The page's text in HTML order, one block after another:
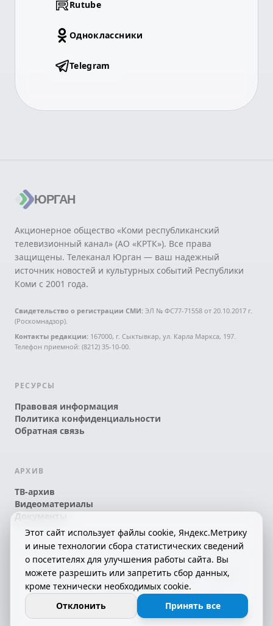
Rutube
Одноклассники
Telegram
ЮРГАН
Акционерное общество «Коми республиканский
телевизионный канал» (АО «КРТК»). Все права
защищены. Телеканал Юрган — ваш надежный
источник новостей и культурных событий Республики
Коми с 2001 года.
Свидетельство о регистрации СМИ: ЭЛ № ФС77-71558 от 20.10.2017 г.
(Роскомнадзор).
Контакты редакции: 167000, г. Сыктывкар, ул. Карла Маркса, 197.
Телефон приемной: (8212) 35-10-00.
РЕСУРСЫ
Правовая информация
Политика конфиденциальности
Обратная связь
АРХИВ
ТВ-архив
Видеоматериалы
Документы
© 2026 АО «КРТК» • КОМИ ЙÖЗЛЫ — КОМИ
ТЕЛЕКАНАЛ!
СДЕЛАНО С ЛЮБОВЬЮ К РЕСПУБЛИКЕ КОМИ
16+
Этот сайт использует файлы cookie, Яндекс.Метрику
и иные технологии сбора статистических сведений
о посетителях для улучшения работы сайта. Вы
можете разрешить или запретить сбор данных,
кроме технически необходимых cookie.
Отклонить
Принять все